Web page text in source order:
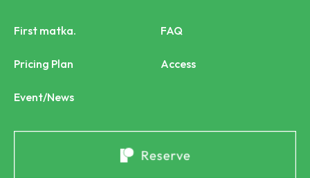
First matka.
Pricing Plan
Event/News
FAQ
Access